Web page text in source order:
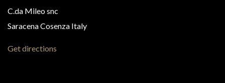
C.da Mileo snc
Saracena Cosenza Italy
Get directions